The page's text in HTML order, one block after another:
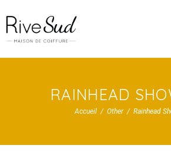
RAINHEAD
Accueil Other Rainhead